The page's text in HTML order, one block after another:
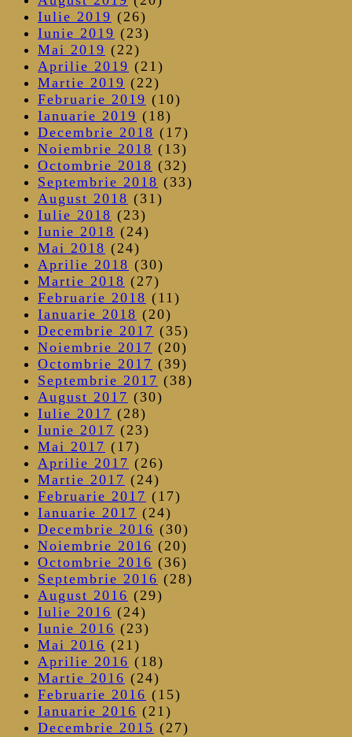
Iulie 2019 (26)
Iunie 2019 (23)
Mai 2019 (22)
Aprilie 2019 (21)
Martie 2019 (22)
Februarie 2019 (10)
Ianuarie 2019 (18)
Decembrie 2018 (17)
Noiembrie 2018 (13)
Octombrie 2018 (32)
Septembrie 2018 (33)
August 2018 (31)
Iulie 2018 (23)
Iunie 2018 (24)
Mai 2018 (24)
Aprilie 2018 (30)
Martie 2018 (27)
Februarie 2018 (11)
Ianuarie 2018 (20)
Decembrie 2017 (35)
Noiembrie 2017 (20)
Octombrie 2017 (39)
Septembrie 2017 (38)
August 2017 (30)
Iulie 2017 (28)
Iunie 2017 (23)
Mai 2017 (17)
Aprilie 2017 (26)
Martie 2017 (24)
Februarie 2017 (17)
Ianuarie 2017 (24)
Decembrie 2016 (30)
Noiembrie 2016 (20)
Octombrie 2016 (36)
Septembrie 2016 (28)
August 2016 (29)
Iulie 2016 (24)
Iunie 2016 (23)
Mai 2016 (21)
Aprilie 2016 (18)
Martie 2016 (24)
Februarie 2016 (15)
Ianuarie 2016 (21)
Decembrie 2015 (27)